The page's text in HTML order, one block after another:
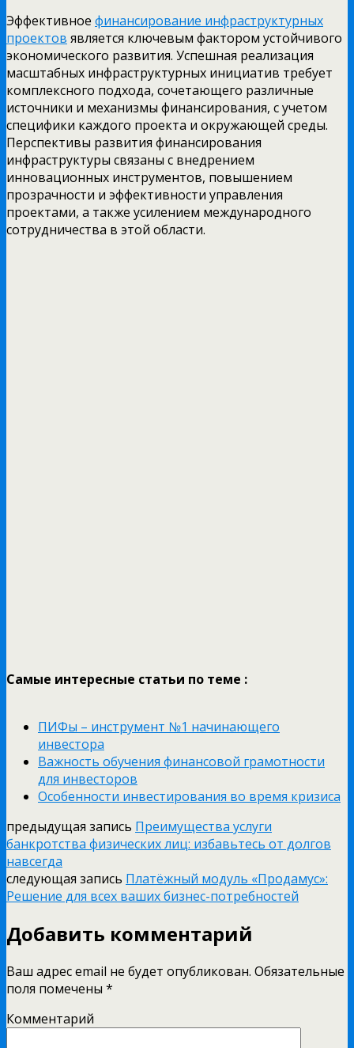
Эффективное финансирование инфраструктурных
проектов является ключевым фактором устойчивого
экономического развития. Успешная реализация
масштабных инфраструктурных инициатив требует
комплексного подхода, сочетающего различные
источники и механизмы финансирования, с учетом
специфики каждого проекта и окружающей среды.
Перспективы развития финансирования
инфраструктуры связаны с внедрением
инновационных инструментов, повышением
прозрачности и эффективности управления
проектами, а также усилением международного
сотрудничества в этой области.
Самые интересные статьи по теме :
ПИФы – инструмент №1 начинающего
инвестора
Важность обучения финансовой грамотности
для инвесторов
Особенности инвестирования во время кризиса
предыдущая запись Преимущества услуги
банкротства физических лиц: избавьтесь от долгов
навсегда
следующая запись Платёжный модуль «Продамус»:
Решение для всех ваших бизнес-потребностей
Добавить комментарий
Ваш адрес email не будет опубликован. Обязательные
поля помечены *
Комментарий